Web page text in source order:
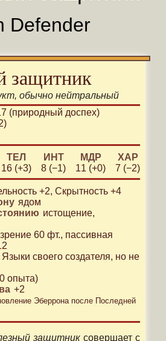
Defender
защитник
, обычно нейтральный
(природный доспех)
ТЕЛ
16 (+3)
ИНТ
8 (−1)
МДР
11 (+0)
ХАР
7 (−2)
+2, Скрытность +4
ядом
истощение
60 фт., пассивная
Языки своего создателя, но не
опыта)
+2
Эберрона после Последней
защитниксовершает с